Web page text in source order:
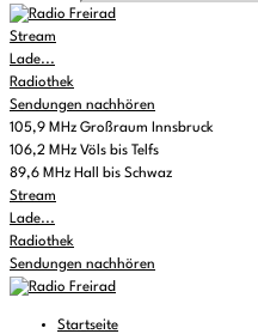
Stream
Lade...
Radiothek
Sendungen nachhören
105,9 MHz Großraum Innsbruck
106,2 MHz Völs bis Telfs
89,6 MHz Hall bis Schwaz
Stream
Lade...
Radiothek
Sendungen nachhören
Startseite